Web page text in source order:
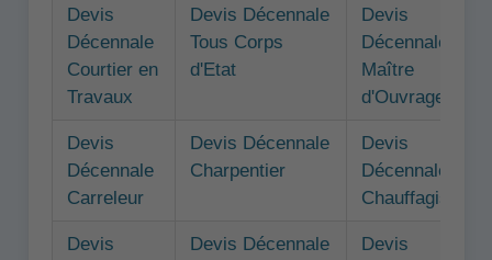
Devis
Décennale
Courtier en
Travaux
Devis Décennale
Tous Corps
d'Etat
Devis
Décennale
Maître
d'Ouvrage
Devis
Décennale
Carreleur
Devis Décennale
Charpentier
Devis
Décennale
Chauffagiste
Devis
Devis Décennale
Devis